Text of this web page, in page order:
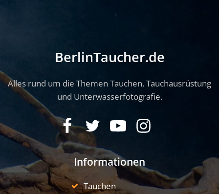
BerlinTaucher.de
Alles rund um die Themen Tauchen, Tauchausrüstung
und Unterwasserfotografie.
Informationen
Tauchen